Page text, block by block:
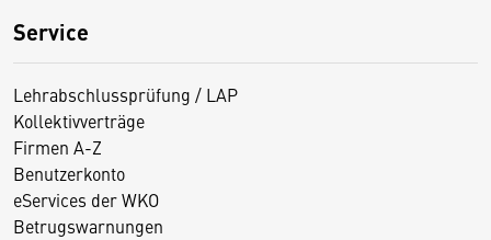
Service
Lehrabschlussprüfung / LAP
Kollektivverträge
Firmen A-Z
Benutzerkonto
eServices der WKO
Betrugswarnungen